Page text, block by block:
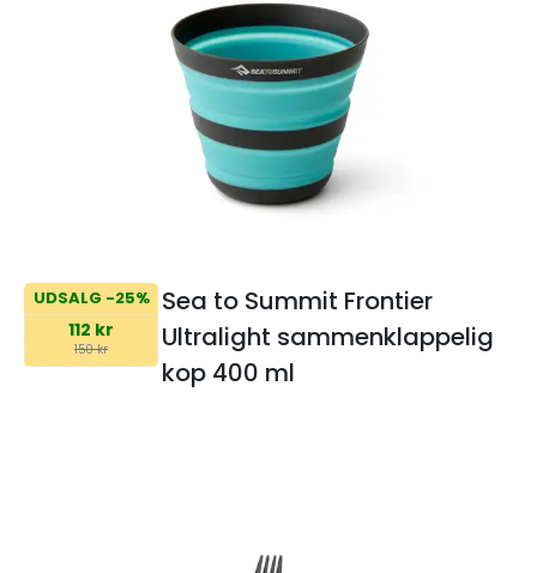
UDSALG -25%
112 kr
150 kr
Sea to Summit Frontier
Ultralight sammenklappelig
kop 400 ml